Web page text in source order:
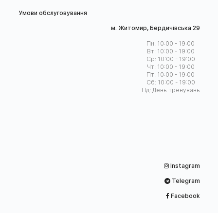
Умови обслуговування
м. Житомир, Бердичівська 29
Пн: 10:00 - 19:00
Вт: 10:00 - 19:00
Ср: 10:00 - 19:00
Чт: 10:00 - 19:00
Пт: 10:00 - 19:00
Сб: 10:00 - 19:00
Нд: День тренувань
Instagram
Telegram
Facebook